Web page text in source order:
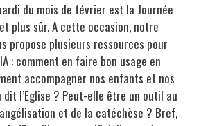
du mois de février est la Journée
plus sûr. A cette occasion, notre
propose plusieurs ressources pour
: comment en faire bon usage en
accompagner nos enfants et nos
dit l’Eglise ? Peut-elle être un outil au
et de la catéchèse ? Bref,